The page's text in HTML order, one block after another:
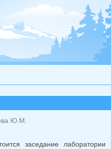
Ю.М.
заседание